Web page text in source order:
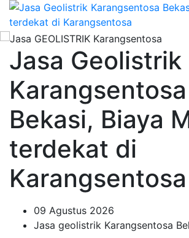
Jasa Geolistrik
Karangsentosa
Bekasi, Biaya
terdekat di
Karangsentosa
09 Agustus 2026
Jasa geolistrik Karangsentosa